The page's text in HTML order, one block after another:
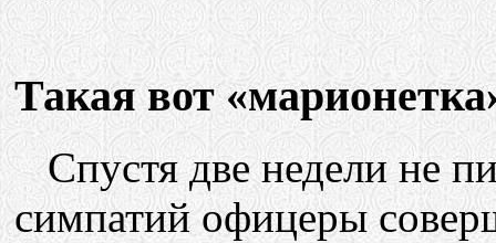
Такая вот
Спустя две недели не
симпатий офицеры